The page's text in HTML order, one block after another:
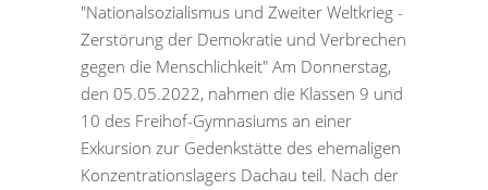
"Nationalsozialismus und Zweiter Weltkrieg -
Zerstörung der Demokratie und Verbrechen
gegen die Menschlichkeit" Am Donnerstag,
den 05.05.2022, nahmen die Klassen 9 und
10 des Freihof-Gymnasiums an einer
Exkursion zur Gedenkstätte des ehemaligen
Konzentrationslagers Dachau teil. Nach der